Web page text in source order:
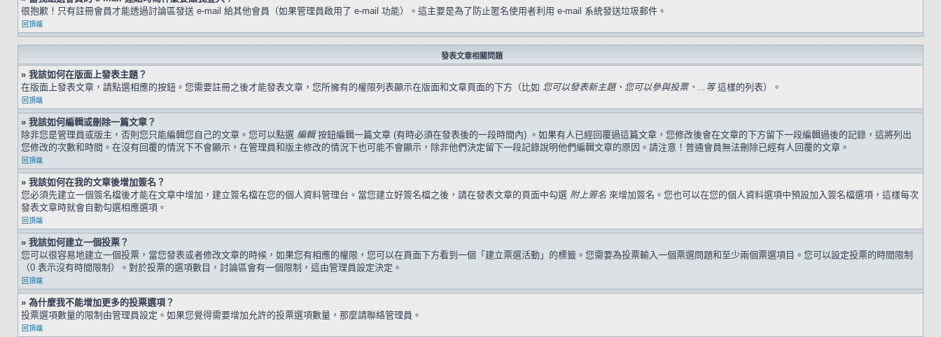
很抱歉！只有註冊會員才能透過討論區發送 e-mail 給其他會員（如果管理員啟用了 e-mail 功能）。這主要是為了防止匿名使用者利用 e-mail 系統發送垃圾郵件。
回頂端
發表文章相關問題
» 我該如何在版面上發表主題？
在版面上發表文章，請點選相應的按鈕。您需要註冊之後才能發表文章，您所擁有的權限列表顯示在版面和文章頁面的下方（比如 您可以發表新主題、您可以參與投票、...等這樣的列表）。
回頂端
» 我該如何編輯或刪除一篇文章？
除非您是管理員或版主，否則您只能編輯您自己的文章。您可以點選 編輯按鈕編輯一篇文章 (有時必須在發表後的一段時間內) 。如果有人已經回覆過這篇文章，您修改後會在文章的下方留下一段編輯過後的記錄，這將列出
您修改的次數和時間。在沒有回覆的情況下不會顯示，在管理員和版主修改的情況下也可能不會顯示，除非他們決定留下一段記錄說明他們編輯文章的原因。請注意！普通會員無法刪除已經有人回覆的文章。
回頂端
» 我該如何在我的文章後增加簽名？
您必須先建立一個簽名檔後才能在文章中增加，建立簽名檔在您的個人資料管理台。當您建立好簽名檔之後，請在發表文章的頁面中勾選 附上簽名 來增加簽名。您也可以在您的個人資料選項中預設加入簽名檔選項，這樣每次
發表文章時就會自動勾選相應選項。
回頂端
» 我該如何建立一個投票？
您可以很容易地建立一個投票，當您發表或者修改文章的時候，如果您有相應的權限，您可以在頁面下方看到一個「建立票選活動」的標籤。您需要為投票輸入一個票選問題和至少兩個票選項目。您可以設定投票的時間限制
（0 表示沒有時間限制）。對於投票的選項數目，討論區會有一個限制，這由管理員設定決定。
回頂端
» 為什麼我不能增加更多的投票選項？
投票選項數量的限制由管理員設定。如果您覺得需要增加允許的投票選項數量，那麼請聯絡管理員。
回頂端